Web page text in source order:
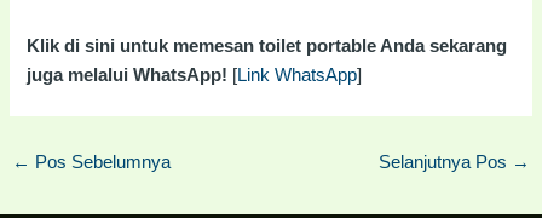
Klik di sini untuk memesan toilet portable Anda sekarang
juga melalui WhatsApp! [Link WhatsApp]
← Pos Sebelumnya Selanjutnya Pos →